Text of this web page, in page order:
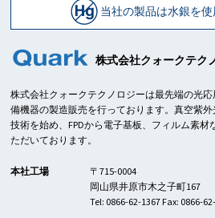
当社の製品は水銀を
株式会社クォークテク
株式会社クォークテクノロジーは最先端の光
備機器の製造販売を行っております。真空紫
技術を始め、FPDから電子基板、フィルム素
ただいております。
本社工場
〒715-0004
岡山県井原市木之子町167
Tel: 0866-62-1367 Fax: 0866-